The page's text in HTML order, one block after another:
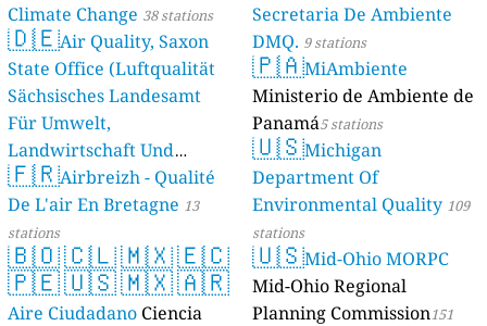
Climate Change 38 stations
🇩🇪Air Quality, Saxon
State Office (Luftqualität
Sächsisches Landesamt
Für Umwelt,
Landwirtschaft Und
Geologie) 50 stations
🇫🇷Airbreizh - Qualité
De L'air En Bretagne 13
stations
🇧🇴🇨🇱🇲🇽🇪🇨
🇵🇪🇺🇸🇲🇽🇦🇷
Aire Ciudadano Ciencia
Secretaria De Ambiente
DMQ. 9 stations
🇵🇦MiAmbiente
Ministerio de Ambiente de
Panamá5 stations
🇺🇸Michigan
Department Of
Environmental Quality 109
stations
🇺🇸Mid-Ohio MORPC
Mid-Ohio Regional
Planning Commission151